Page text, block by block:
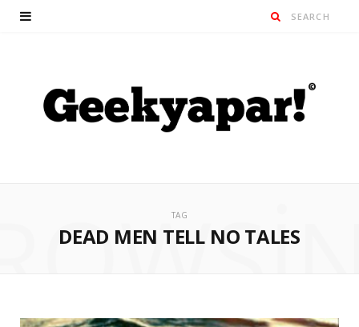
TAG
DEAD MEN TELL NO TALES